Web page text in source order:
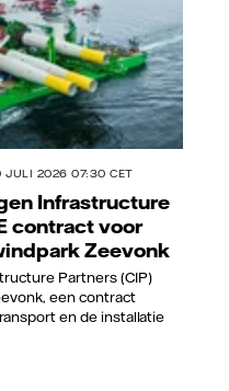
JULI 2026 07:30 CET
Infrastructure
contract voor
Zeevonk
Partners (CIP)
een contract
en de installatie